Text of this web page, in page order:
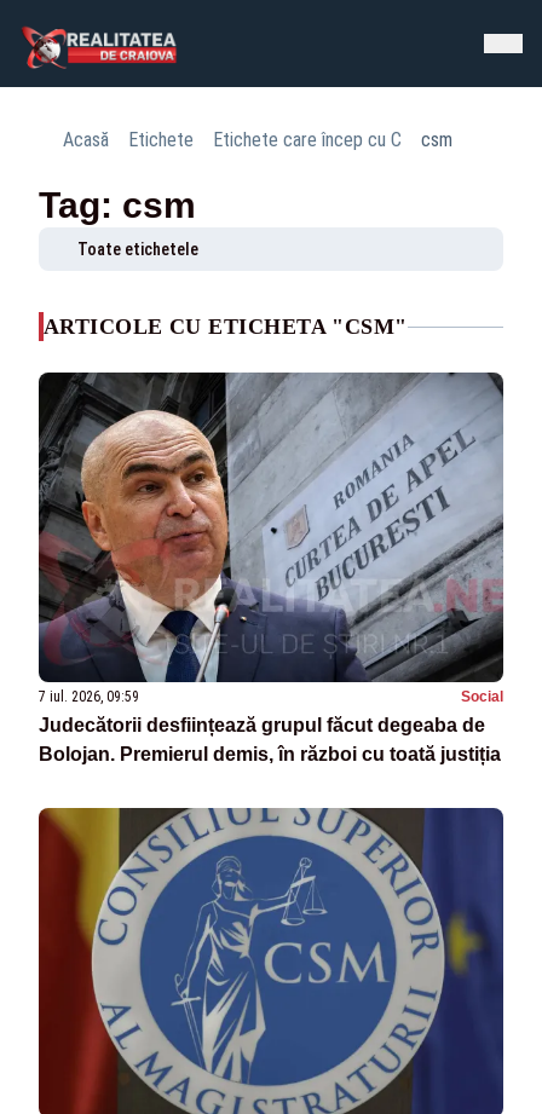
Acasă Etichete Etichete care încep cu C csm
Tag: csm
Toate etichetele
ARTICOLE CU ETICHETA "CSM"
7 iul. 2026, 09:59 Social
Judecătorii desființează grupul făcut degeaba de
Bolojan. Premierul demis, în război cu toată justiția